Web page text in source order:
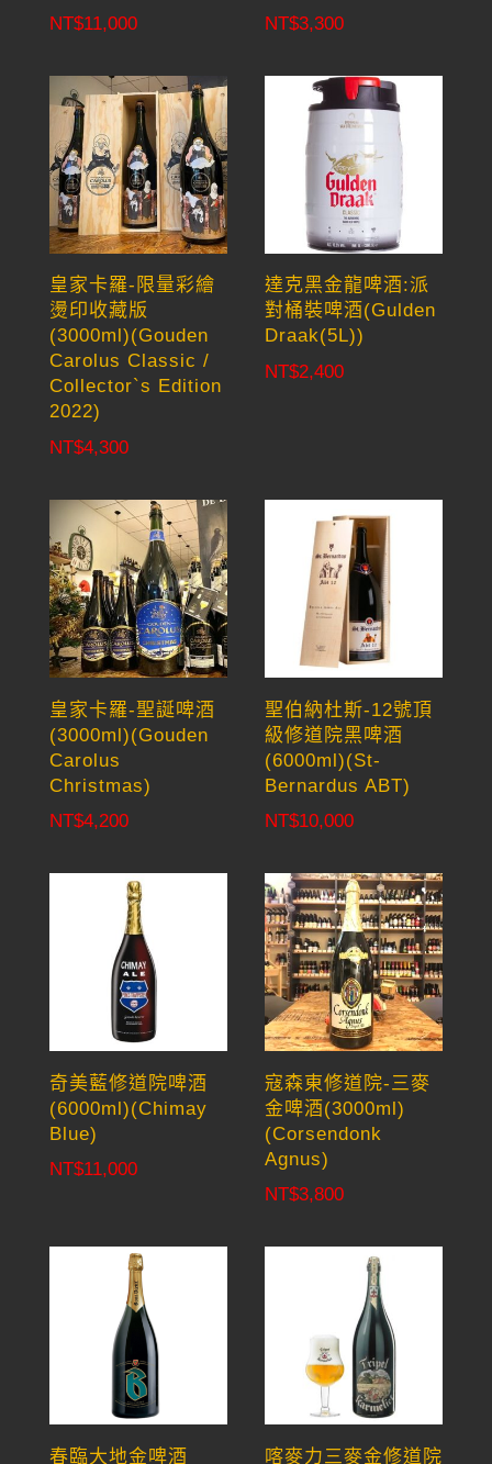
NT$11,000
NT$3,300
皇家卡羅-限量彩繪
燙印收藏版
(3000ml)(Gouden
Carolus Classic /
Collector`s Edition
2022)
NT$4,300
達克黑金龍啤酒:派
對桶裝啤酒(Gulden
Draak(5L))
NT$2,400
皇家卡羅-聖誕啤酒
(3000ml)(Gouden
Carolus
Christmas)
NT$4,200
聖伯納杜斯-12號頂
級修道院黑啤酒
(6000ml)(St-
Bernardus ABT)
NT$10,000
奇美藍修道院啤酒
(6000ml)(Chimay
Blue)
NT$11,000
寇森東修道院-三麥
金啤酒(3000ml)
(Corsendonk
Agnus)
NT$3,800
春臨大地金啤酒 喀麥力三麥金修道院